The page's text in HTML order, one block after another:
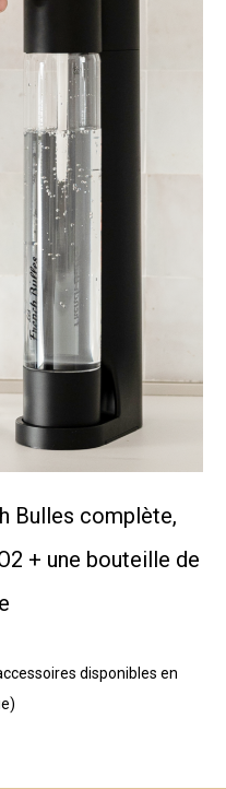
Bulles complète,
+ une bouteille de
disponibles en